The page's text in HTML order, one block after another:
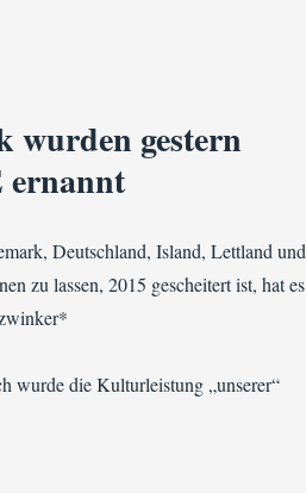
wurden gestern
Deutschland, Island, Lettland und
zu lassen, 2015 gescheitert ist, hat es
wurde die Kulturleistung „unserer“